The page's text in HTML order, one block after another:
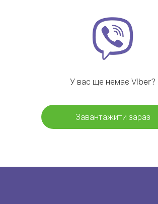
У вас ще немає Viber?
Завантажити зараз